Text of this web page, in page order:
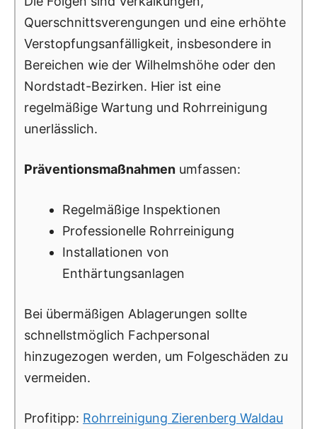
Querschnittsverengungen und eine erhöhte
Verstopfungsanfälligkeit, insbesondere in
Bereichen wie der Wilhelmshöhe oder den
Nordstadt-Bezirken. Hier ist eine
regelmäßige Wartung und Rohrreinigung
unerlässlich.
Präventionsmaßnahmen umfassen:
Regelmäßige Inspektionen
Professionelle Rohrreinigung
Installationen von
Enthärtungsanlagen
Bei übermäßigen Ablagerungen sollte
schnellstmöglich Fachpersonal
hinzugezogen werden, um Folgeschäden zu
vermeiden.
Profitipp: Rohrreinigung Zierenberg Waldau